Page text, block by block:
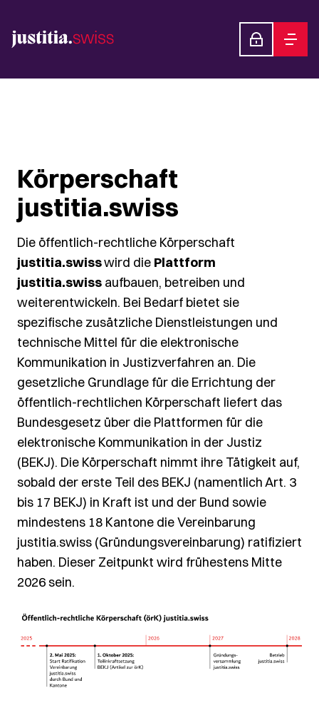
Körperschaft
justitia.swiss
Die öffentlich-rechtliche Körperschaft
justitia.swisswird die Plattform
justitia.swiss aufbauen, betreiben und
weiterentwickeln. Bei Bedarf bietet sie
spezifische zusätzliche Dienstleistungen und
technische Mittel für die elektronische
Kommunikation in Justizverfahren an. Die
gesetzliche Grundlage für die Errichtung der
öffentlich-rechtlichen Körperschaft liefert das
Bundesgesetz über die Plattformen für die
elektronische Kommunikation in der Justiz
(BEKJ). Die Körperschaft nimmt ihre Tätigkeit auf,
sobald der erste Teil des BEKJ (namentlich Art. 3
bis 17 BEKJ) in Kraft ist und der Bund sowie
mindestens 18 Kantone die Vereinbarung
justitia.swiss (Gründungsvereinbarung) ratifiziert
haben. Dieser Zeitpunkt wird frühestens Mitte
2026 sein.